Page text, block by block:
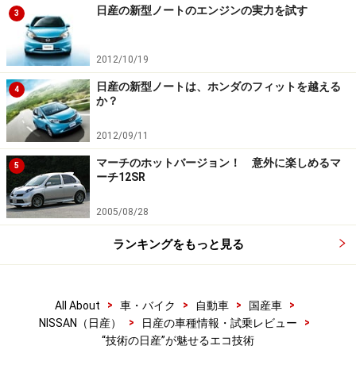
3 日産の新型ノートのエンジンの実力を試す
2012/10/19
4
日産の新型ノートは、ホンダのフィットを越える
か？
2012/09/11
5
マーチのホットバージョン！ 意外に楽しめるマ
ーチ12SR
2005/08/28
ランキングをもっと見る
All About > 車・バイク > 自動車 > 国産車
>
NISSAN（日産）
> 日産の車種情報・試乗レビュー
>
“技術の日産”が魅せるエコ技術